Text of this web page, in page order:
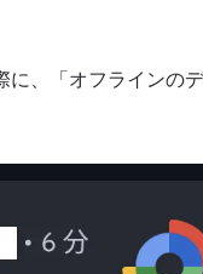
、「オフラインの